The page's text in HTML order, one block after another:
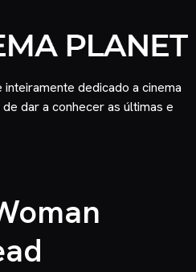
dedicado a cinema
dar a conhecer as últimas e